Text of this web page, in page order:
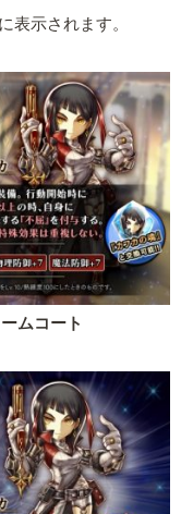
示されます。
ムコート